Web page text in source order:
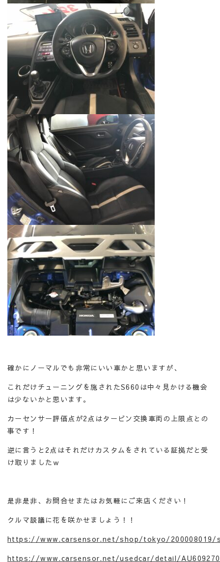
確かにノーマルでも非常にいい車かと思いますが、
これだけチューニングを施されたS660は中々見かける機会
は少ないかと思います。
カーセンサー評価点が2点はタービン交換車両の上限点との
事です！
逆に言うと2点はそれだけカスタムをされている証拠だと受
け取りましたｗ
是非是非、お問合せまたはお気軽にご来店ください！
クルマ談議に花を咲かせましょう！！
https://www.carsensor.net/shop/tokyo/
https://www.carsensor.net/usedcar/detail/